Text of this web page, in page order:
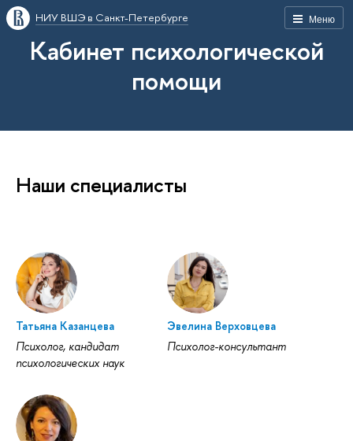
Меню
НИУ ВШЭ в Санкт-Петербурге
Кабинет психологической
помощи
Наши специалисты
Татьяна Казанцева
Психолог, кандидат
психологических наук
Эвелина Верховцева
Психолог-консультант